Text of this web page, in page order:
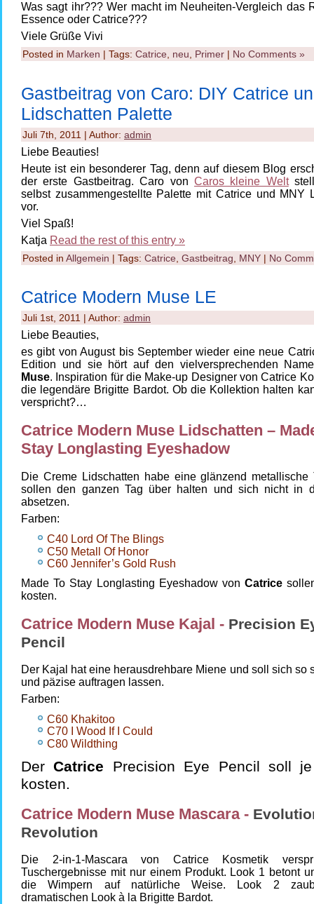
Was sagt ihr??? Wer macht im Neuheiten-Vergleich das
Essence oder Catrice???
Viele Grüße Vivi
Posted in Marken | Tags: Catrice neu Primer | No Comments »
Gastbeitrag von Caro: DIY Catrice
Lidschatten Palette
Juli 7th, 2011 | Author: admin
Liebe Beauties!
Heute ist ein besonderer Tag, denn auf diesem Blog
der erste Gastbeitrag. Caro von Caros kleine Welt
selbst zusammengestellte Palette mit Catrice und MNY
vor.
Viel Spaß!
Katja Read the rest of this entry »
Posted in Allgemein | Tags: Catrice Gastbeitrag MNY | No
Catrice Modern Muse LE
Juli 1st, 2011 | Author: admin
Liebe Beauties,
es gibt von August bis September wieder eine neue
Edition und sie hört auf den vielversprechenden
Muse. Inspiration für die Make-up Designer von Catrice
die legendäre Brigitte Bardot. Ob die Kollektion halten
verspricht?…
Catrice Modern Muse Lidschatten –
Stay Longlasting Eyeshadow
Die Creme Lidschatten habe eine glänzend metallische
sollen den ganzen Tag über halten und sich nicht in
absetzen.
Farben:
C40 Lord Of The Blings
C50 Metall Of Honor
C60 Jennifer’s Gold Rush
Made To Stay Longlasting Eyeshadow vonCatrice
kosten.
Catrice Modern Muse Kajal - Precision
Pencil
Der Kajal hat eine herausdrehbare Miene und soll sich so
und päzise auftragen lassen.
Farben:
C60 Khakitoo
C70 I Wood If I Could
C80 Wildthing
DerCatrice Precision Eye Pencil soll
kosten.
Catrice Modern Muse Mascara -
Revolution
Die 2-in-1-Mascara von Catrice Kosmetik
Tuschergebnisse mit nur einem Produkt. Look 1 betont
die Wimpern auf natürliche Weise. Look 2
dramatischen Look à la Brigitte Bardot.